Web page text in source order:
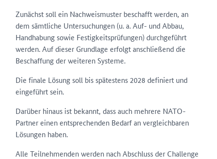
Zunächst soll ein Nachweismuster beschafft werden, an
dem sämtliche Untersuchungen (u. a. Auf- und Abbau,
Handhabung sowie Festigkeitsprüfungen) durchgeführt
werden. Auf dieser Grundlage erfolgt anschließend die
Beschaffung der weiteren Systeme.
Die finale Lösung soll bis spätestens 2028 definiert und
eingeführt sein.
Darüber hinaus ist bekannt, dass auch mehrere NATO-
Partner einen entsprechenden Bedarf an vergleichbaren
Lösungen haben.
Alle Teilnehmenden werden nach Abschluss der Challenge